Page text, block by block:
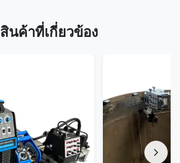
สินค้าที่เกี่ยวข้อง